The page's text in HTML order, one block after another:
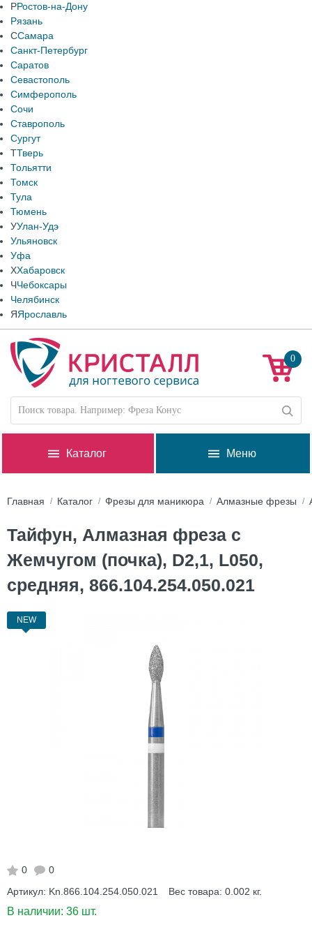
РРостов-на-Дону
Рязань
ССамара
Санкт-Петербург
Саратов
Севастополь
Симферополь
Сочи
Ставрополь
Сургут
ТТверь
Тольятти
Томск
Тула
Тюмень
УУлан-Удэ
Ульяновск
Уфа
ХХабаровск
ЧЧебоксары
Челябинск
ЯЯрославль
0
Каталог Меню
Главная Каталог Фрезы для маникюра Алмазные фрезы
Тайфун, Алмазная фреза с
Жемчугом (почка), D2,1, L050,
средняя, 866.104.254.050.021
NEW
0
0
Артикул: Kn.866.104.254.050.021 Вес товара: 0.002 кг.
В наличии: 36 шт.